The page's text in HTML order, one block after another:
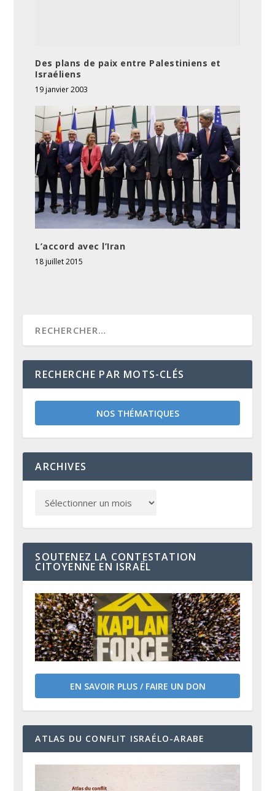
Des plans de paix entre Palestiniens et
Israéliens
19 janvier 2003
L’accord avec l’Iran
18 juillet 2015
RECHERCHE PAR MOTS-CLÉS
NOS THÉMATIQUES
ARCHIVES
SOUTENEZ LA CONTESTATION
CITOYENNE EN ISRAËL
EN SAVOIR PLUS / FAIRE UN DON
ATLAS DU CONFLIT ISRAÉLO-ARABE